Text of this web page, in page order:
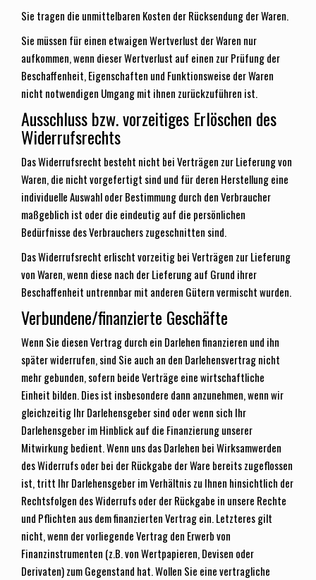
Sie tragen die unmittelbaren Kosten der Rücksendung der Waren.
Sie müssen für einen etwaigen Wertverlust der Waren nur
aufkommen, wenn dieser Wertverlust auf einen zur Prüfung der
Beschaffenheit, Eigenschaften und Funktionsweise der Waren
nicht notwendigen Umgang mit ihnen zurückzuführen ist.
Ausschluss bzw. vorzeitiges Erlöschen des
Widerrufsrechts
Das Widerrufsrecht besteht nicht bei Verträgen zur Lieferung von
Waren, die nicht vorgefertigt sind und für deren Herstellung eine
individuelle Auswahl oder Bestimmung durch den Verbraucher
maßgeblich ist oder die eindeutig auf die persönlichen
Bedürfnisse des Verbrauchers zugeschnitten sind.
Das Widerrufsrecht erlischt vorzeitig bei Verträgen zur Lieferung
von Waren, wenn diese nach der Lieferung auf Grund ihrer
Beschaffenheit untrennbar mit anderen Gütern vermischt wurden.
Verbundene/finanzierte Geschäfte
Wenn Sie diesen Vertrag durch ein Darlehen finanzieren und ihn
später widerrufen, sind Sie auch an den Darlehensvertrag nicht
mehr gebunden, sofern beide Verträge eine wirtschaftliche
Einheit bilden. Dies ist insbesondere dann anzunehmen, wenn wir
gleichzeitig Ihr Darlehensgeber sind oder wenn sich Ihr
Darlehensgeber im Hinblick auf die Finanzierung unserer
Mitwirkung bedient. Wenn uns das Darlehen bei Wirksamwerden
des Widerrufs oder bei der Rückgabe der Ware bereits zugeflossen
ist, tritt Ihr Darlehensgeber im Verhältnis zu Ihnen hinsichtlich der
Rechtsfolgen des Widerrufs oder der Rückgabe in unsere Rechte
und Pflichten aus dem finanzierten Vertrag ein. Letzteres gilt
nicht, wenn der vorliegende Vertrag den Erwerb von
Finanzinstrumenten (z.B. von Wertpapieren, Devisen oder
Derivaten) zum Gegenstand hat. Wollen Sie eine vertragliche